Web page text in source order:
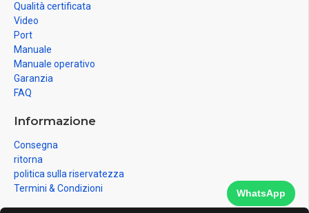
Qualità certificata
Video
Port
Manuale
Manuale operativo
Garanzia
FAQ
Informazione
Consegna
ritorna
politica sulla riservatezza
Termini & Condizioni
WhatsApp